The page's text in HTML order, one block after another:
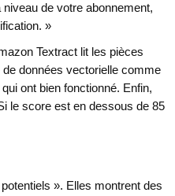
de votre abonnement,
»
Textract lit les pièces
données vectorielle comme
ont bien fonctionné. Enfin,
le score est en dessous de 85
». Elles montrent des